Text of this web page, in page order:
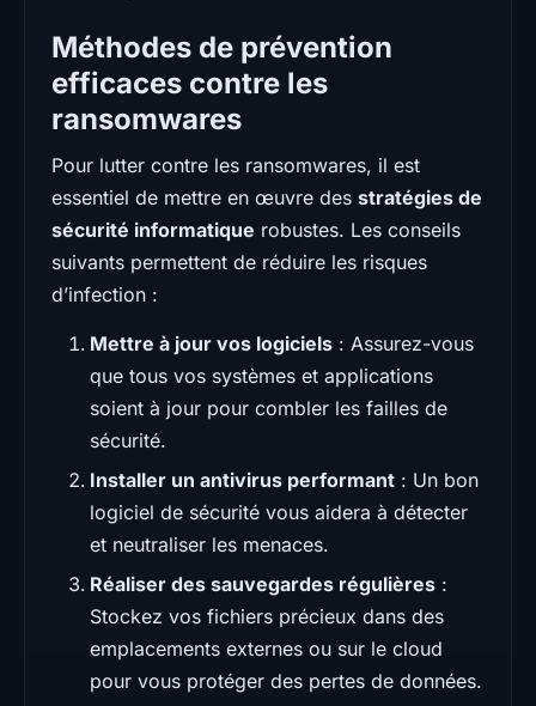
Méthodes de prévention
efficaces contre les
ransomwares
Pour lutter contre les ransomwares, il est
essentiel de mettre en œuvre des stratégies de
sécurité informatique robustes. Les conseils
suivants permettent de réduire les risques
d’infection :
Mettre à jour vos logiciels : Assurez-vous
que tous vos systèmes et applications
soient à jour pour combler les failles de
sécurité.
Installer un antivirus performant : Un bon
logiciel de sécurité vous aidera à détecter
et neutraliser les menaces.
Réaliser des sauvegardes régulières :
Stockez vos fichiers précieux dans des
emplacements externes ou sur le cloud
pour vous protéger des pertes de données.